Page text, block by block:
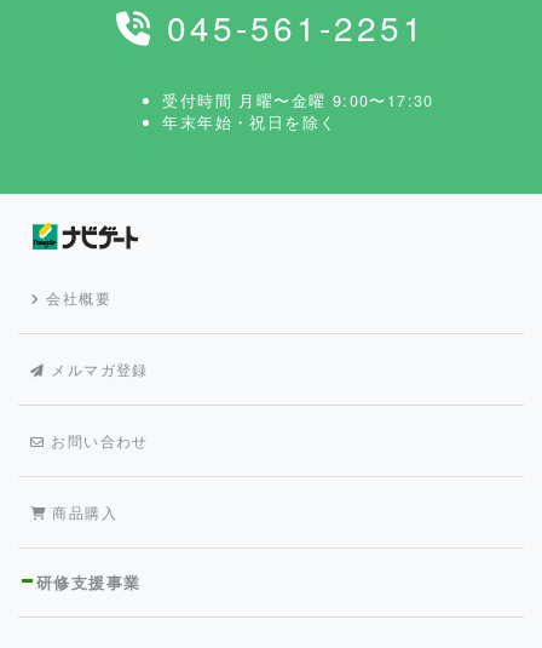
045-561-2251
受付時間 月曜〜金曜 9:00〜17:30
年末年始・祝日を除く
会社概要
メルマガ登録
お問い合わせ
商品購入
研修支援事業